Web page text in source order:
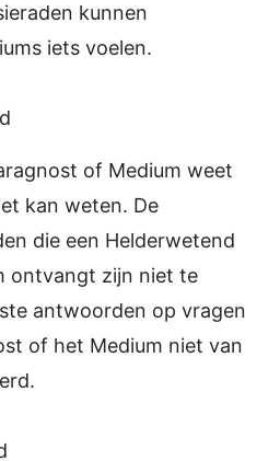
kunnen
iets voelen.
of Medium weet
kan weten. De
die een Helderwetend
ontvangt zijn niet te
antwoorden op vragen
of het Medium niet van